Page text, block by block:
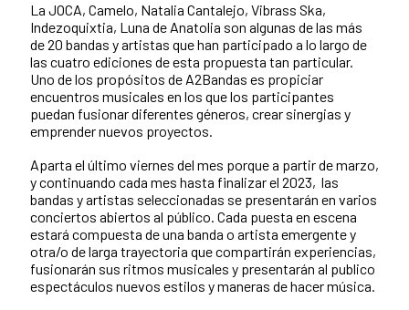
La JOCA, Camelo, Natalia Cantalejo, Vibrass Ska,
Indezoquixtia, Luna de Anatolia son algunas de las más
de 20 bandas y artistas que han participado a lo largo de
las cuatro ediciones de esta propuesta tan particular.
Uno de los propósitos de A2Bandas es propiciar
encuentros musicales en los que los participantes
puedan fusionar diferentes géneros, crear sinergias y
emprender nuevos proyectos.
Aparta el último viernes del mes porque a partir de marzo,
y continuando cada mes hasta finalizar el 2023, las
bandas y artistas seleccionadas se presentarán en varios
conciertos abiertos al público. Cada puesta en escena
estará compuesta de una banda o artista emergente y
otra/o de larga trayectoria que compartirán experiencias,
fusionarán sus ritmos musicales y presentarán al publico
espectáculos nuevos estilos y maneras de hacer música.